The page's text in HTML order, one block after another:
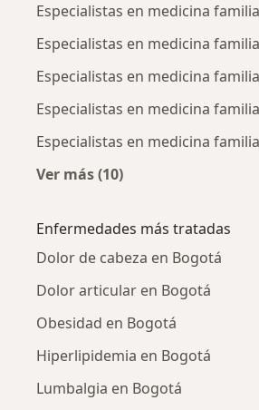
Especialistas en medicina
Especialistas en medicina
Especialistas en medicina
Especialistas en medicina
Especialistas en medicina
Ver más (10)
Enfermedades más tratadas
Dolor de cabeza en Bogotá
Dolor articular en Bogotá
Obesidad en Bogotá
Hiperlipidemia en Bogotá
Lumbalgia en Bogotá